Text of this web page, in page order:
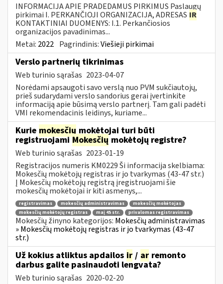
INFORMACIJA APIE PRADEDAMUS PIRKIMUS Paslaugų
pirkimai I. PERKANČIOJI ORGANIZACIJA, ADRESAS IR
KONTAKTINIAI DUOMENYS: I.1. Perkančiosios
organizacijos pavadinimas...
Metai: 2022 Pagrindinis:Viešieji pirkimai
Verslo partnerių tikrinimas
Web turinio sąrašas 2023-04-07
Norėdami apsaugoti savo verslą nuo PVM sukčiautojų,
prieš sudarydami verslo sandorius gerai įvertinkite
informaciją apie būsimą verslo partnerį. Tam gali padėti
VMI rekomendacinis leidinys, kuriame...
Kurie mokesčių mokėtojai turi būti
registruojamiMokesčių mokėtojų registre?
Web turinio sąrašas 2023-01-19
Registracijos numeris KM0229 Ši informacija skelbiama:
Mokesčių mokėtojų registras ir jo tvarkymas (43-47 str.)
Į Mokesčių mokėtojų registrą įregistruojami šie
mokesčių mokėtojai ir kiti asmenys,...
registravimas mokesčių administravimas
mokesčių mokėtojas
mokesčių mokėtojų registras
maį 45 str. privalomas registravimas
Mokesčių žinyno kategorijos: Mokesčių administravimas
» Mokesčių mokėtojų registras ir jo tvarkymas (43-47
str.)
Už kokius atliktus apdailos ir / ar remonto
darbus galite pasinaudoti lengvata?
Web turinio sąrašas 2020-02-20